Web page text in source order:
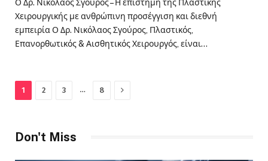
Ο Δρ. Νικόλαος Σγούρος – Η επιστήμη της Πλαστικής
Χειρουργικής με ανθρώπινη προσέγγιση και διεθνή
εμπειρία Ο Δρ. Νικόλαος Σγούρος, Πλαστικός,
Επανορθωτικός & Αισθητικός Χειρουργός, είναι…
1 2 3 … 8 Next
Don't Miss